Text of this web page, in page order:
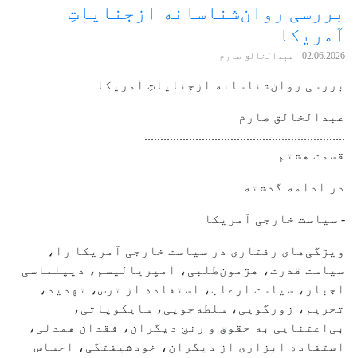
بررسی روان‌شناسانه ازجنایاتِ
آمریکا
02.06.2026 - عبدالخالق صارم
بررسی روان‌شناسانه ازجنایاتِ آمریکا
عبدالخالق صارم
...............................................................
قسمت هشتم
در ادامه گذشته
- سیاست خارجی آمریکا
ویژگی‌های رفتاری در سیاست خارجی آمریکا را،
سیاست قدرت، هژمون‌طلبی، آمپریالیسم، دیپلماسی
اجبار، سیاست ارعاب، استفاده از ترس، تهدید،
تحریم، زورگویی، سلطه‌جویی، سایکوپاتی،
بی‌اعتنایی به حقوق و رنج دیگران، فقدان همدلی،
استفاده ابزاری از دیگران، خودشیفتگی، احساس